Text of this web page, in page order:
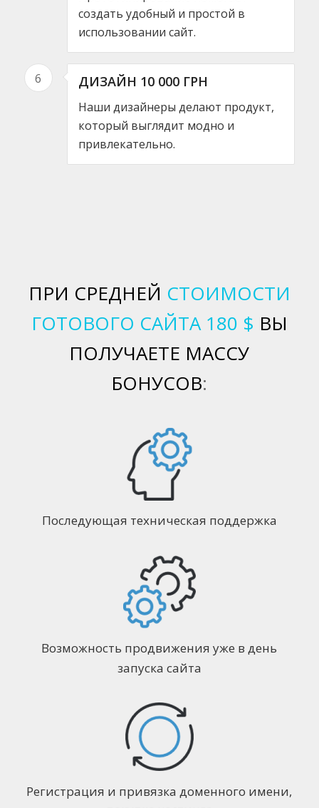
создать удобный и простой в
использовании сайт.
6 ДИЗАЙН 10 000 ГРН
Наши дизайнеры делают продукт,
который выглядит модно и
привлекательно.
ПРИ СРЕДНЕЙ СТОИМОСТИ
ГОТОВОГО САЙТА 180 $ ВЫ
ПОЛУЧАЕТЕ МАССУ
БОНУСОВ:
Последующая техническая поддержка
Возможность продвижения уже в день
запуска сайта
Регистрация и привязка доменного имени,